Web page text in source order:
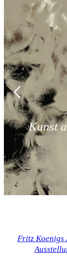
Erlebnis
READ MORE
Fritz Koenigs